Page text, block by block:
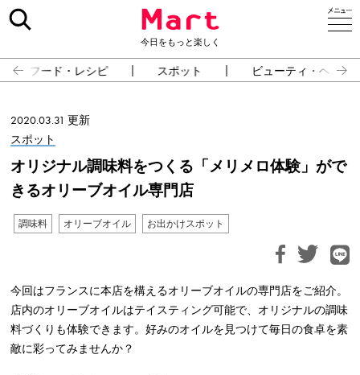
今日をもっと楽しく
フード・レシピ スポット ビューティ・ヘルス
2020.03.31 更新
スポット
オリジナル調味料をつくる「メリメロ体験」がで
きるオリーブオイル専門店
調味料 オリーブオイル お出かけスポット
今回はフランスに本店を構えるオリーブオイルの専門店をご紹介。
店内のオリーブオイルはテイスティング可能で、オリジナルの調味
料づくりも体験できます。好みのオイルを見つけて毎日の食卓を素
敵に彩ってみませんか？